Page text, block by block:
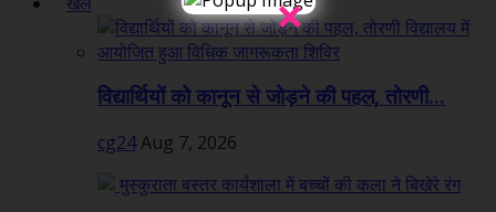
विद्यार्थियों को कानून से जोड़ने की पहल, तोरणी...
cg24Aug 7, 2026
×